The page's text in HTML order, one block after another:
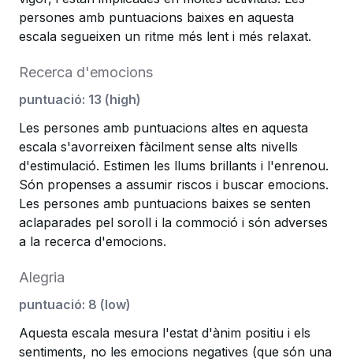
persones amb puntuacions baixes en aquesta
escala segueixen un ritme més lent i més relaxat.
Recerca d'emocions
puntuació: 13 (high)
Les persones amb puntuacions altes en aquesta
escala s'avorreixen fàcilment sense alts nivells
d'estimulació. Estimen les llums brillants i l'enrenou.
Són propenses a assumir riscos i buscar emocions.
Les persones amb puntuacions baixes se senten
aclaparades pel soroll i la commoció i són adverses
a la recerca d'emocions.
Alegria
puntuació: 8 (low)
Aquesta escala mesura l'estat d'ànim positiu i els
sentiments, no les emocions negatives (que són una